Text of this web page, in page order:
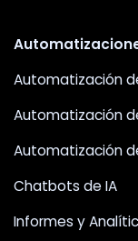
Automatización
Automatización
Automatización
Chatbots de IA
Informes y